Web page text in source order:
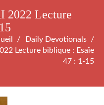
2022 Lecture
Daily Devotionals
Lecture biblique : Esaïe
47 : 1-15